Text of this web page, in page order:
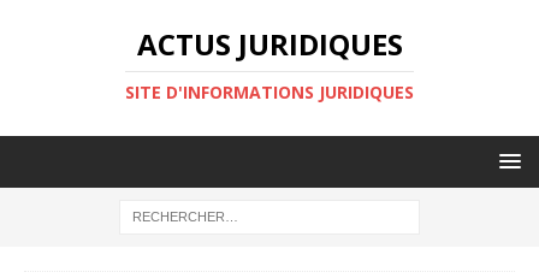
ACTUS JURIDIQUES
SITE D'INFORMATIONS JURIDIQUES